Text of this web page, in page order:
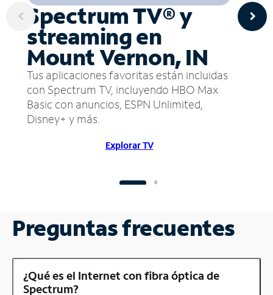
Spectrum TV® y
streaming en
Mount Vernon, IN
Tus aplicaciones favoritas están incluidas
con Spectrum TV, incluyendo HBO Max
Basic con anuncios, ESPN Unlimited,
Disney+ y más.
Explorar TV
Preguntas frecuentes
¿Qué es el Internet con fibra óptica de
Spectrum?